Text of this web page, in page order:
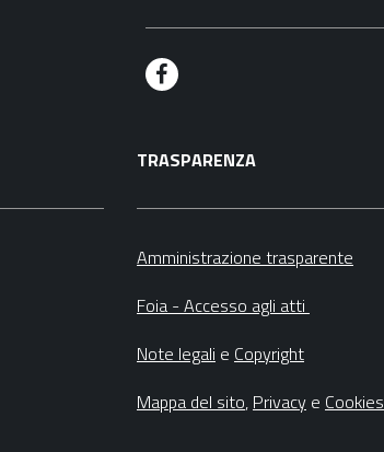
F
c
e
o
k
TRASPARENZA
Amministrazione trasparente
Foia - Accesso agli atti
Note legali e Copyright
Mappa del sito, Privacy e Cookies